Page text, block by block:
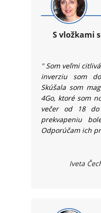
S vložkami
" Som veľmi
inverziu som
Skúšala som
4Go, ktoré som
večer od 18
prekvapeniu
Odporúčam ich
Iveta